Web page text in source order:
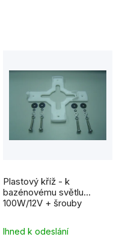
Plastový kříž - k
bazénovému světlu
100W/12V + šrouby
Ihned k odeslání